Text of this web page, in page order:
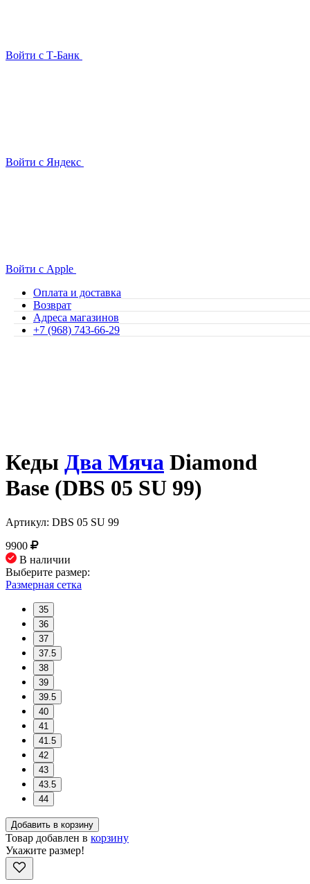
Войти с Т-Банк
Войти с Яндекс
Войти с Apple
Оплата и доставка
Возврат
Адреса магазинов
+7 (968) 743-66-29
Кеды Два Мяча Diamond
Base (DBS 05 SU 99)
Артикул: DBS 05 SU 99
9900
В наличии
Выберите размер:
Размерная сетка
35
36
37
37.5
38
39
39.5
40
41
41.5
42
43
43.5
44
Добавить в корзину
Товар добавлен в корзину
Укажите размер!